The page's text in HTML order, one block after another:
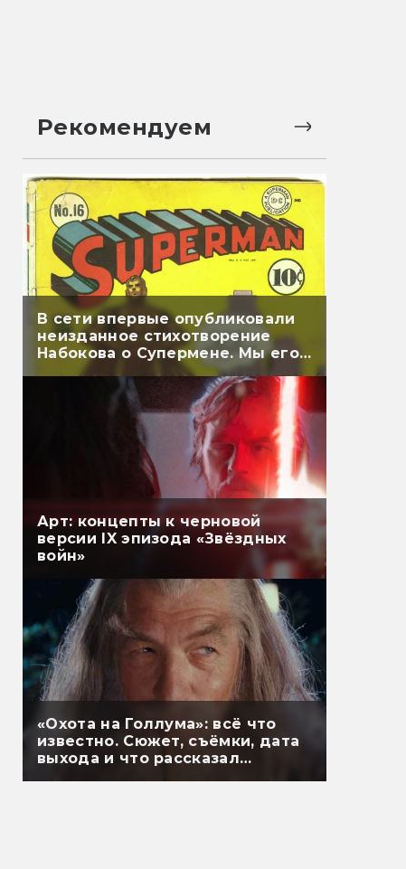
Рекомендуем
В сети впервые опубликовали
неизданное стихотворение
Набокова о Супермене. Мы его
перевели
Арт: концепты к черновой
версии IX эпизода «Звёздных
войн»
«Охота на Голлума»: всё что
известно. Сюжет, съёмки, дата
выхода и что рассказал